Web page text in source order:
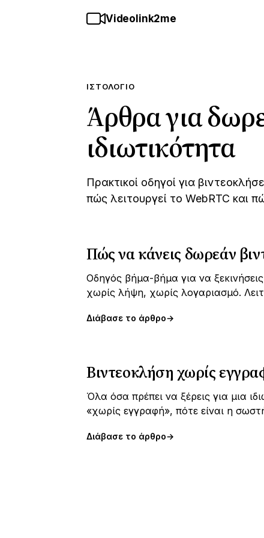
Videolink2me
ΙΣΤΟΛΌΓΙΟ
Άρθρα για
ιδιωτικότητα
Πρακτικοί οδηγοί για
πώς λειτουργεί το WebRTC και
Πώς να κάνεις δωρεάν
Οδηγός βήμα-βήμα για να
χωρίς λήψη, χωρίς λογαριασμό.
Διάβασε το άρθρο→
Βιντεοκλήση χωρίς
Όλα όσα πρέπει να ξέρεις για μια
«χωρίς εγγραφή», πότε είναι η
Διάβασε το άρθρο→